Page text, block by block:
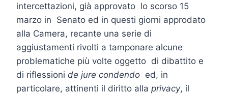
intercettazioni, già approvato lo scorso 15
marzo in Senato ed in questi giorni approdato
alla Camera, recante una serie di
aggiustamenti rivolti a tamponare alcune
problematiche più volte oggetto di dibattito e
di riflessioni de jure condendo ed, in
particolare, attinenti il diritto alla privacy, il